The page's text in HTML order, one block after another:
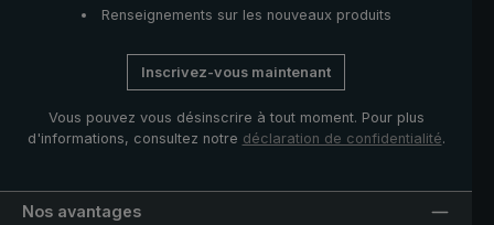
Renseignements sur les nouveaux produits
Inscrivez-vous maintenant
Vous pouvez vous désinscrire à tout moment. Pour plus
d'informations, consultez notre déclaration de confidentialité.
Nos avantages